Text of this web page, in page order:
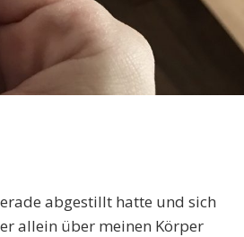
abgestillt hatte und sich
allein über meinen Körper